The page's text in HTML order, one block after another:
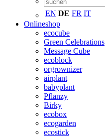
EN DE FR IT
Onlineshop
ecocube
Green Celebrations
Message Cube
ecoblock
orgrownizer
airplant
babyplant
Pflanzy
Birky
ecobox
ecogarden
ecostick